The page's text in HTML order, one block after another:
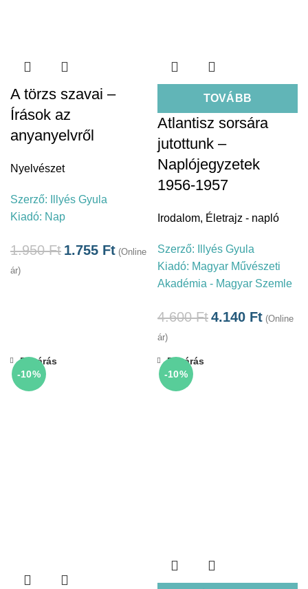
A törzs szavai –
Írások az
anyanyelvről
Nyelvészet
Szerző:
Illyés Gyula
Kiadó: Nap
1.950Ft 1.755 Ft (Online
ár)
TOVÁBB
Atlantisz sorsára
jutottunk –
Naplójegyzetek
1956-1957
Irodalom, Életrajz - napló
Szerző:
Illyés Gyula
Kiadó: Magyar Művészeti
Akadémia - Magyar Szemle
4.600Ft4.140 Ft (Online
ár)
-10%
Bezárás
-10%
Bezárás